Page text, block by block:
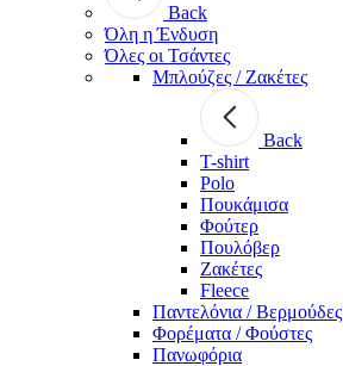
Back
Όλη η Ένδυση
Όλες οι Τσάντες
Μπλούζες / Ζακέτες
Back
T-shirt
Polo
Πουκάμισα
Φούτερ
Πουλόβερ
Ζακέτες
Fleece
Παντελόνια / Βερμούδες
Φορέματα / Φούστες
Πανωφόρια